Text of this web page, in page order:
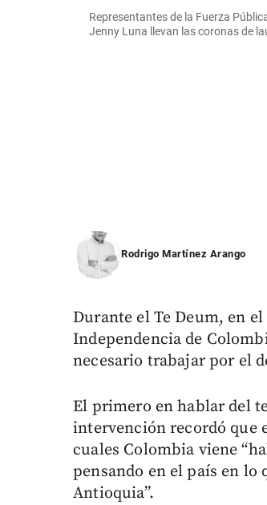
Representantes de la Fuerza
Jenny Luna llevan las coronas de
Rodrigo Martínez Arango
Durante el Te Deum, en
Independencia de
necesario trabajar por el
El primero en hablar del
intervención recordó que
cuales Colombia viene
pensando en el país en
Antioquia”.